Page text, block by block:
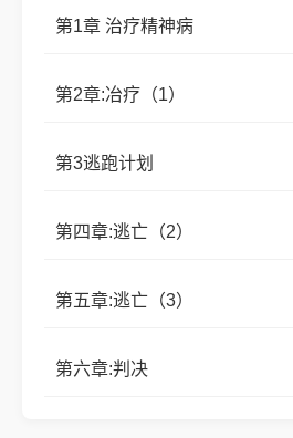
第1章 治疗精神病
第2章:冶疗（1）
第3逃跑计划
第四章:逃亡（2）
第五章:逃亡（3）
第六章:判决